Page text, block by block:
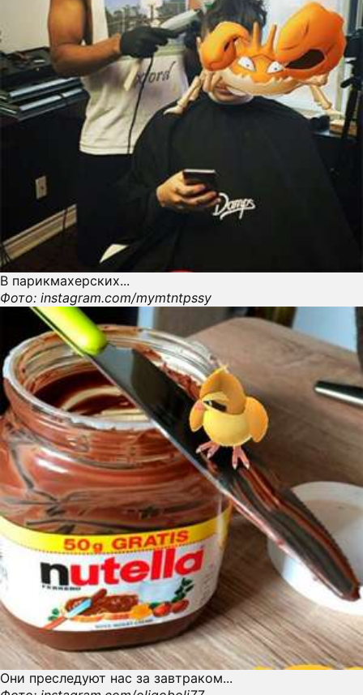
В парикмахерских...
Фото: instagram.com/mymtntpssy
Они преследуют нас за завтраком...